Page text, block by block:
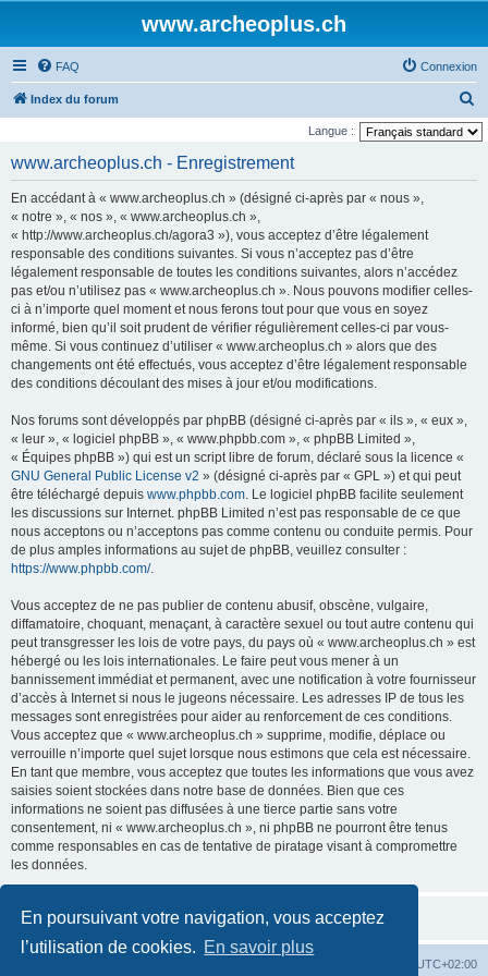
En poursuivant votre navigation, vous acceptez
l’utilisation de cookies. En savoir plus
www.archeoplus.ch
FAQ Connexion
Index du forum
e
Langue :
www.archeoplus.ch - Enregistrement
En accédant à « www.archeoplus.ch » (désigné ci-après par « nous »,
« notre », « nos », « www.archeoplus.ch »,
« http://www.archeoplus.ch/agora3 »), vous acceptez d’être légalement
responsable des conditions suivantes. Si vous n’acceptez pas d’être
légalement responsable de toutes les conditions suivantes, alors n’accédez
pas et/ou n’utilisez pas « www.archeoplus.ch ». Nous pouvons modifier celles-
ci à n’importe quel moment et nous ferons tout pour que vous en soyez
informé, bien qu’il soit prudent de vérifier régulièrement celles-ci par vous-
même. Si vous continuez d’utiliser « www.archeoplus.ch » alors que des
changements ont été effectués, vous acceptez d’être légalement responsable
des conditions découlant des mises à jour et/ou modifications.
Nos forums sont développés par phpBB (désigné ci-après par « ils », « eux »,
« leur », « logiciel phpBB », « www.phpbb.com », « phpBB Limited »,
« Équipes phpBB ») qui est un script libre de forum, déclaré sous la licence «
GNU General Public License v2 » (désigné ci-après par « GPL ») et qui peut
être téléchargé depuis www.phpbb.com. Le logiciel phpBB facilite seulement
les discussions sur Internet. phpBB Limited n’est pas responsable de ce que
nous acceptons ou n’acceptons pas comme contenu ou conduite permis. Pour
de plus amples informations au sujet de phpBB, veuillez consulter :
https://www.phpbb.com/.
Vous acceptez de ne pas publier de contenu abusif, obscène, vulgaire,
diffamatoire, choquant, menaçant, à caractère sexuel ou tout autre contenu qui
peut transgresser les lois de votre pays, du pays où « www.archeoplus.ch » est
hébergé ou les lois internationales. Le faire peut vous mener à un
bannissement immédiat et permanent, avec une notification à votre fournisseur
d’accès à Internet si nous le jugeons nécessaire. Les adresses IP de tous les
messages sont enregistrées pour aider au renforcement de ces conditions.
Vous acceptez que « www.archeoplus.ch » supprime, modifie, déplace ou
verrouille n’importe quel sujet lorsque nous estimons que cela est nécessaire.
En tant que membre, vous acceptez que toutes les informations que vous avez
saisies soient stockées dans notre base de données. Bien que ces
informations ne soient pas diffusées à une tierce partie sans votre
consentement, ni « www.archeoplus.ch », ni phpBB ne pourront être tenus
comme responsables en cas de tentative de piratage visant à compromettre
les données.
UTC+02:00